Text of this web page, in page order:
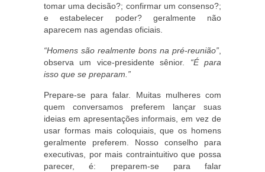
tomar uma decisão?; confirmar um consenso?;
e estabelecer poder? geralmente não
aparecem nas agendas oficiais.
“Homens são realmente bons na pré-reunião”,
observa um vice-presidente sênior. “É para
isso que se preparam.”
Prepare-se para falar. Muitas mulheres com
quem conversamos preferem lançar suas
ideias em apresentações informais, em vez de
usar formas mais coloquiais, que os homens
geralmente preferem. Nosso conselho para
executivas, por mais contraintuitivo que possa
parecer, é: preparem-se para falar